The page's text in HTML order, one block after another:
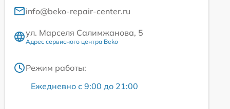
info@beko-repair-center.ru
ул. Марселя Салимжанова, 5
Адрес сервисного центра Beko
Режим работы:
Ежедневно с 9:00 до 21:00